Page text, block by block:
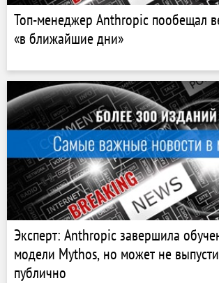
Топ-менеджер Anthropic пообещал
«в ближайшие дни»
Эксперт: Anthropic завершила
модели Mythos, но может не
публично